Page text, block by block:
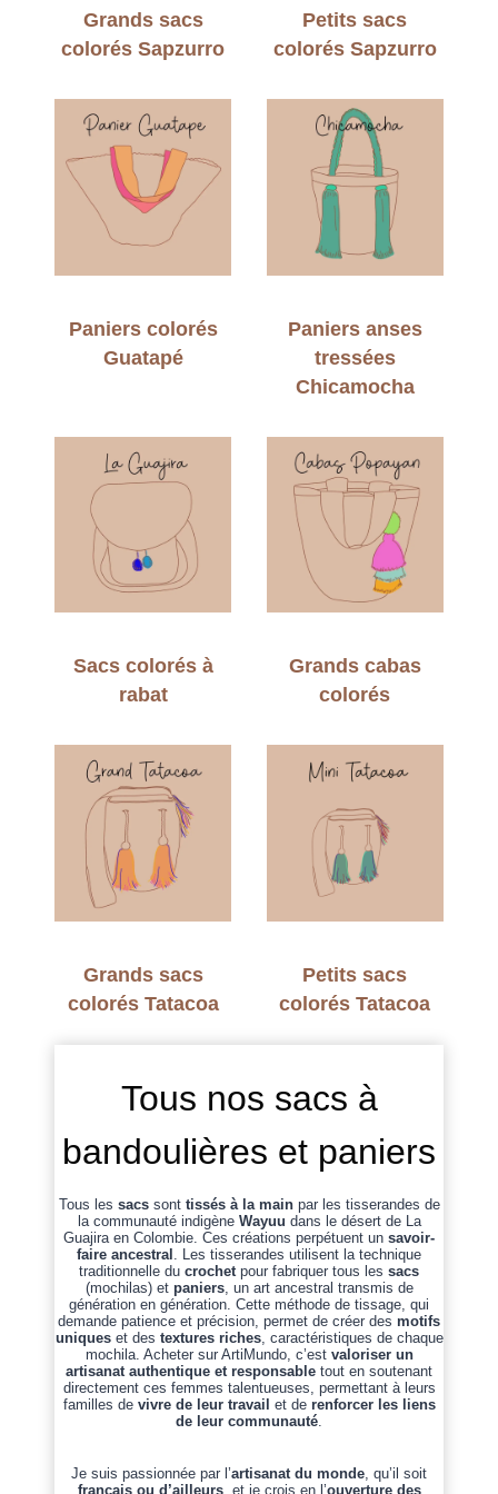
Grands sacs
colorés Sapzurro
Petits sacs
colorés Sapzurro
Paniers colorés
Guatapé
Paniers anses
tressées
Chicamocha
Sacs colorés à
rabat
Grands cabas
colorés
Grands sacs
colorés Tatacoa
Petits sacs
colorés Tatacoa
Tous nos sacs à
bandoulières et paniers
Tous les sacssont tissés à la mainpar les tisserandes de
la communauté indigène Wayuu dans le désert de La
Guajira en Colombie. Ces créations perpétuent un savoir-
faire ancestral
. Les tisserandes utilisent la technique
traditionnelle du crochet pour fabriquer tous les sacs
(mochilas) et paniers, un art ancestral transmis de
génération en génération. Cette méthode de tissage, qui
demande patience et précision, permet de créer des motifs
uniqueset des textures riches, caractéristiques de chaque
mochila. Acheter sur ArtiMundo, c’est valoriser un
artisanat authentique et responsable tout en soutenant
directement ces femmes talentueuses, permettant à leurs
familles de vivre de leur travail et de renforcer les liens
de leur communauté
Je suis passionnée par l’artisanat du monde , qu’il soit
français ou d’ailleurs, et je crois en l’ouverture des